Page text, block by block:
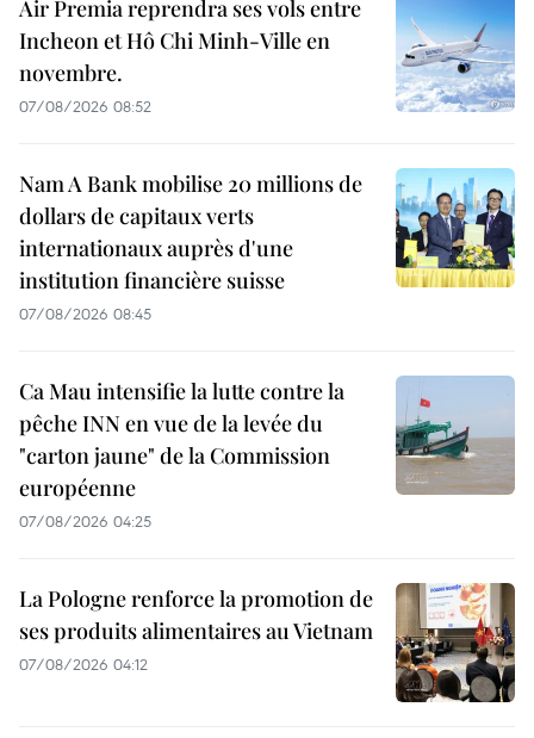
Air Premia reprendra ses vols entre
Incheon et Hô Chi Minh-Ville en
novembre.
07/08/2026 08:52
Nam A Bank mobilise 20 millions de
dollars de capitaux verts
internationaux auprès d'une
institution financière suisse
07/08/2026 08:45
Ca Mau intensifie la lutte contre la
pêche INN en vue de la levée du
"carton jaune" de la Commission
européenne
07/08/2026 04:25
La Pologne renforce la promotion de
ses produits alimentaires au Vietnam
07/08/2026 04:12